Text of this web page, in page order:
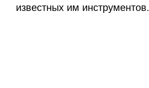
известных им инструментов.